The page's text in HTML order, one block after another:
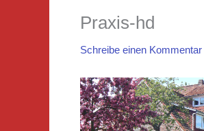
Praxis-hd
Schreibe einen Kommentar